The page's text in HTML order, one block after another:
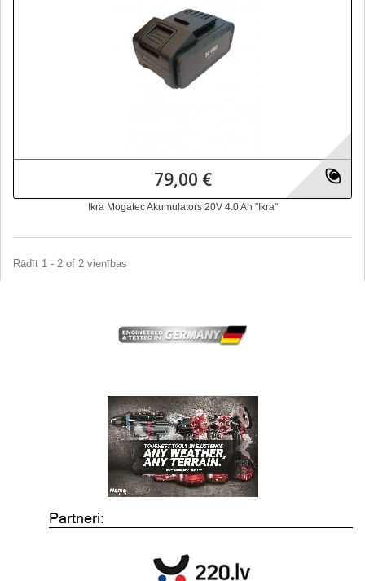
79,00 €
Ikra Mogatec Akumulators 20V 4.0 Ah "Ikra"
Rādīt 1 - 2 of 2 vienības
Partneri: